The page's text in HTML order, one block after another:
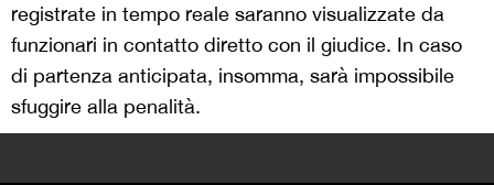
registrate in tempo reale saranno visualizzate da
funzionari in contatto diretto con il giudice. In caso
di partenza anticipata, insomma, sarà impossibile
sfuggire alla penalità.